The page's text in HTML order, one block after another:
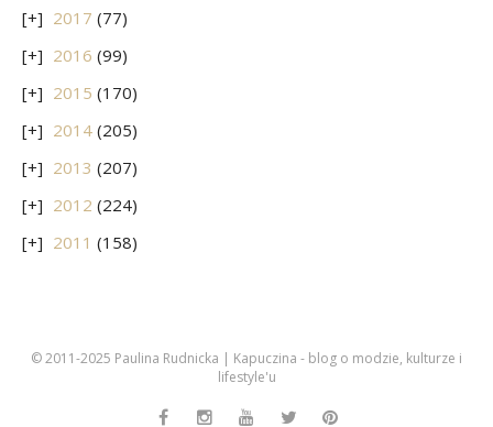
2017 (77)
2016 (99)
2015 (170)
2014 (205)
2013 (207)
2012 (224)
2011 (158)
© 2011-2025 Paulina Rudnicka | Kapuczina - blog o modzie, kulturze i
lifestyle'u